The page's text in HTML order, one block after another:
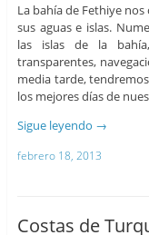
La bahía de Fethiye
sus aguas e islas.
las islas de la
transparentes,
media tarde,
los mejores días de
Sigue leyendo →
febrero 18, 2013
Costas de